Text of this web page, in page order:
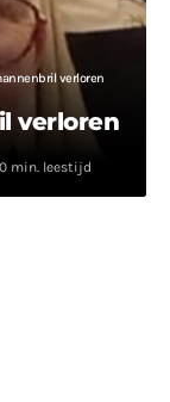
verloren
verloren
0 min. leestijd